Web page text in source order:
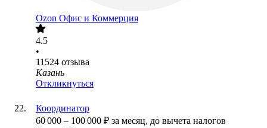
Ozon Офис и Коммерция
4.5
•
11524 отзыва
Казань
Откликнуться
Координатор
60 000 – 100 000 ₽ за месяц, до вычета налогов